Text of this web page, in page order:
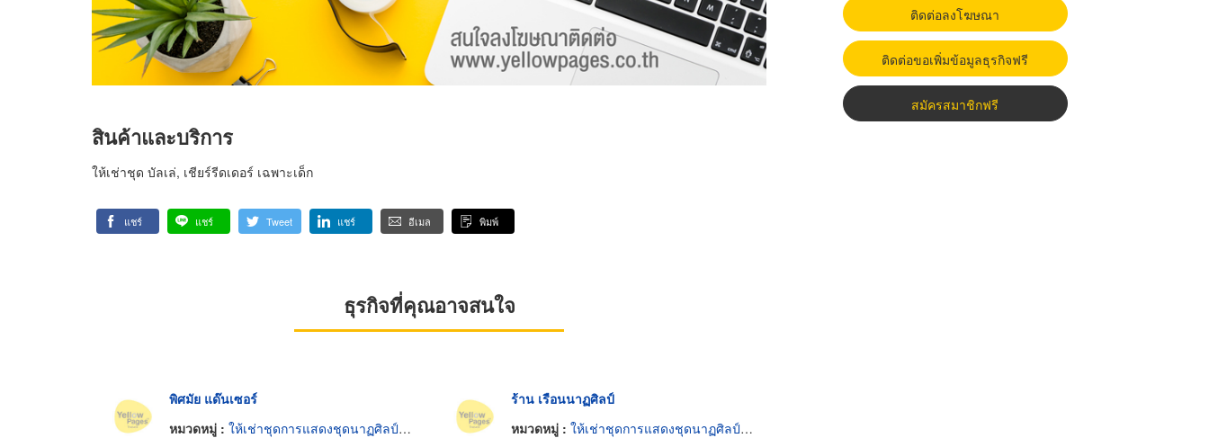
สินค้าและบริการ
ให้เช่าชุด บัลเล่, เชียร์รีดเดอร์ เฉพาะเด็ก
แชร์ แชร์ Tweet แชร์ อีเมล พิมพ์
ธุรกิจที่คุณอาจสนใจ
พิศมัย แด๊นเซอร์
หมวดหมู่ : ให้เช่าชุดการแสดงชุดนาฏศิลป์ไทย
ร้าน เรือนนาฏศิลป์
หมวดหมู่ : ให้เช่าชุดการแสดงชุดนาฏศิลป์ไทย
ติดต่อลงโฆษณา
ติดต่อขอเพิ่มข้อมูลธุรกิจฟรี
สมัครสมาชิกฟรี